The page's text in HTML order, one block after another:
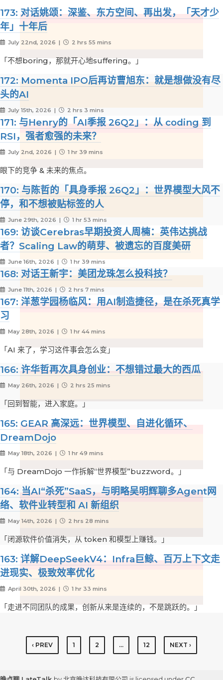
173: 对话姚颂：深鉴、东方空间、再出发，「天才少
年」十年后
July 22nd, 2026 | 2 hrs 55 mins
「不想boring，那就开心地suffering。」
172: Momenta IPO后再访曹旭东：就是想做没有尽
头的AI
July 15th, 2026 | 2 hrs 3 mins
171: 与Henry的「AI季报 26Q2」：从 coding 到
RSI，强者愈强的未来？
July 2nd, 2026 | 1 hr 39 mins
眼下的竞争 & 未来的焦点。
170: 与陈哲的「具身季报 26Q2」：世界模型大风不
停，和不想被贴标签的人
June 29th, 2026 | 1 hr 53 mins
169: 访谈Cerebras早期投资人周楠：英伟达挑战
者？Scaling Law的萌芽、被遗忘的百度美研
June 16th, 2026 | 1 hr 39 mins
168: 对话王新宇：美团龙珠怎么投科技？
June 11th, 2026 | 2 hrs 7 mins
167: 洋葱学园杨临风：用AI制造捷径，是在杀死真学
习
May 28th, 2026 | 1 hr 44 mins
「AI 来了，学习这件事会怎么变」
166: 许华哲再次具身创业：不想错过最大的西瓜
May 26th, 2026 | 2 hrs 25 mins
「回到智能，进入家庭。」
165: GEAR 高深远：世界模型、自进化循环、
DreamDojo
May 18th, 2026 | 1 hr 49 mins
「与 DreamDojo 一作拆解“世界模型”buzzword。」
164: 当AI“杀死”SaaS，与明略吴明辉聊多Agent网
络、软件业转型和 AI 新组织
May 14th, 2026 | 2 hrs 28 mins
「闭源软件价值消失，从 token 和模型上赚钱。」
163: 详解DeepSeekV4：Infra巨鲸、百万上下文走
进现实、极致效率优化
April 30th, 2026 | 1 hr 33 mins
「走进不同团队的成果，创新从来是连续的，不是跳跃的。」
‹ PREV 1 2 … 12 NEXT ›